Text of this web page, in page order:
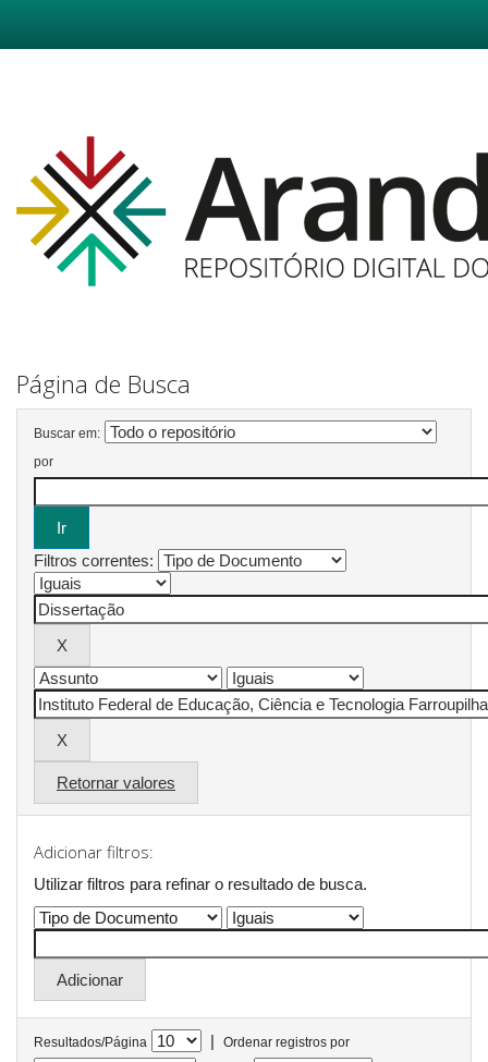
Página de Busca
Buscar em:
por
Filtros correntes:
Retornar valores
Adicionar filtros:
Utilizar filtros para refinar o resultado de busca.
Resultados/Página |
Ordenar registros por